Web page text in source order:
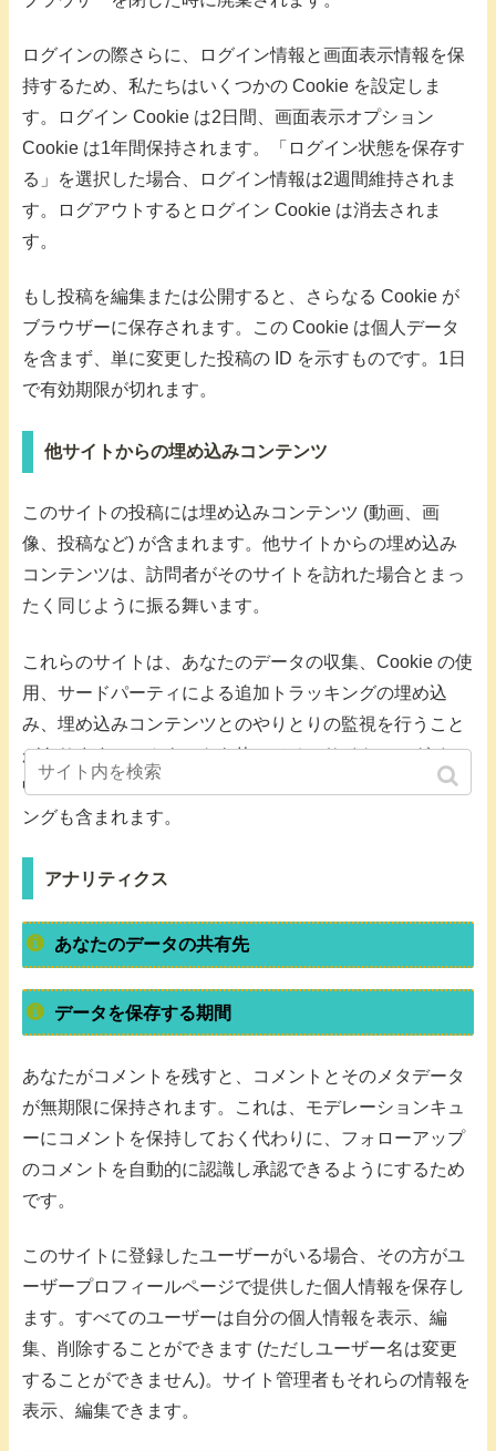
ログインの際さらに、ログイン情報と画面表示情報を保
持するため、私たちはいくつかの Cookie を設定しま
す。ログイン Cookie は2日間、画面表示オプション
Cookie は1年間保持されます。「ログイン状態を保存す
る」を選択した場合、ログイン情報は2週間維持されま
す。ログアウトするとログイン Cookie は消去されま
す。
もし投稿を編集または公開すると、さらなる Cookie が
ブラウザーに保存されます。この Cookie は個人データ
を含まず、単に変更した投稿の ID を示すものです。1日
で有効期限が切れます。
他サイトからの埋め込みコンテンツ
このサイトの投稿には埋め込みコンテンツ (動画、画
像、投稿など) が含まれます。他サイトからの埋め込み
コンテンツは、訪問者がそのサイトを訪れた場合とまっ
たく同じように振る舞います。
これらのサイトは、あなたのデータの収集、Cookie の使
用、サードパーティによる追加トラッキングの埋め込
み、埋め込みコンテンツとのやりとりの監視を行うこと
があります。アカウントを使ってそのサイトにログイン
中の場合、埋め込みコンテンツとのやりとりのトラッキ
ングも含まれます。
アナリティクス
あなたのデータの共有先
データを保存する期間
あなたがコメントを残すと、コメントとそのメタデータ
が無期限に保持されます。これは、モデレーションキュ
ーにコメントを保持しておく代わりに、フォローアップ
のコメントを自動的に認識し承認できるようにするため
です。
このサイトに登録したユーザーがいる場合、その方がユ
ーザープロフィールページで提供した個人情報を保存し
ます。すべてのユーザーは自分の個人情報を表示、編
集、削除することができます (ただしユーザー名は変更
することができません)。サイト管理者もそれらの情報を
表示、編集できます。